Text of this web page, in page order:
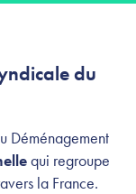
du
Déménagement
qui regroupe
la France.